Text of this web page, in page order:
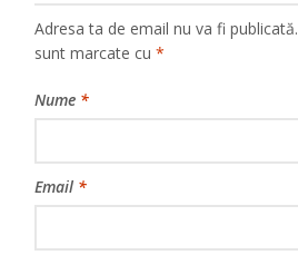
Adresa ta de email nu va fi publicată.
sunt marcate cu*
Nume *
Email *